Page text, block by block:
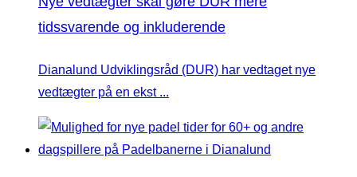
tidssvarende og inkluderende
Dianalund Udviklingsråd (DUR) har vedtaget nye
vedtægter på en ekst ...